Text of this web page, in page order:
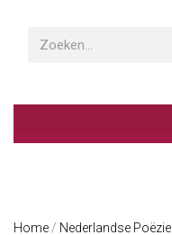
Home / Nederlandse Poëzie